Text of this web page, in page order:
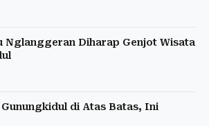
Nglanggeran Diharap Genjot Wisata
di Atas Batas, Ini